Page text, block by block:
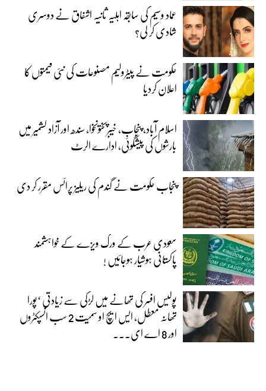
عماد وسیم کی سابقہ اہلیہ ثانیہ اشفاق نے دوسری
شادی کر لی؟
حکومت نے پیٹرولیم مصنوعات کی نئی قیمتوں کا
اعلان کردیا
اسلام آباد، پنجاب، خیبرپختونخوا، سندھ اور آزاد کشمیر میں
بارشوں کی پیشگوئی، ادارے الرٹ
پنجاب حکومت نے گندم کی ریلیز پرائس مقرر کر دی‎
سعودی عرب کے ورک ویزے کے خواہشمند
پاکستانی ہوشیار ہوجائیں !
پولیس افسر کی تھانے میں لڑکی سے زیادتی ‘پورا
تھانہ معطل، ایس ایچ او سمیت 2 سب انسپکٹروں
اور 8 اے ای...